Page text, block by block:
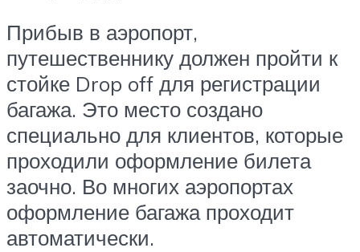
Прибыв в аэропорт,
путешественнику должен пройти к
стойке Drop off для регистрации
багажа. Это место создано
специально для клиентов, которые
проходили оформление билета
заочно. Во многих аэропортах
оформление багажа проходит
автоматически.